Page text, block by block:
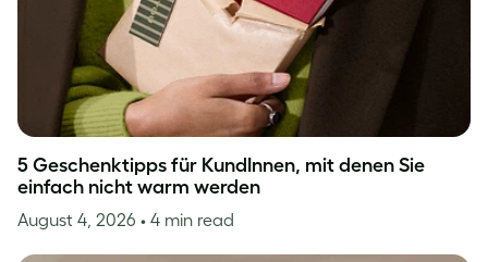
5 Geschenktipps für KundInnen, mit denen Sie
einfach nicht warm werden
August 4, 2026 • 4 min read